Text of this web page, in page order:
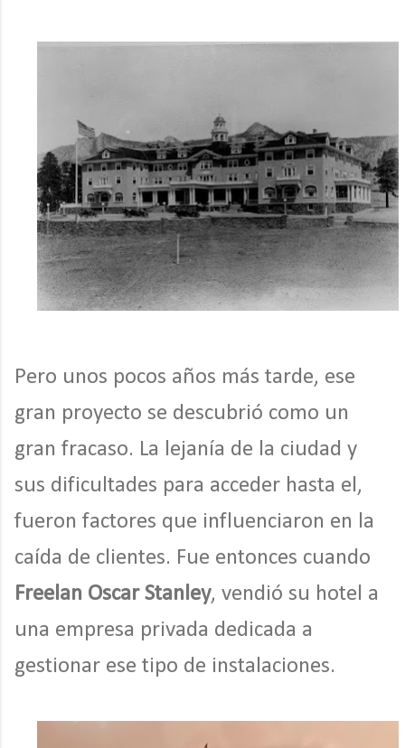
Pero unos pocos años más tarde, ese
gran proyecto se descubrió como un
gran fracaso. La lejanía de la ciudad y
sus dificultades para acceder hasta el,
fueron factores que influenciaron en la
caída de clientes. Fue entonces cuando
Freelan Oscar Stanley, vendió su hotel a
una empresa privada dedicada a
gestionar ese tipo de instalaciones.